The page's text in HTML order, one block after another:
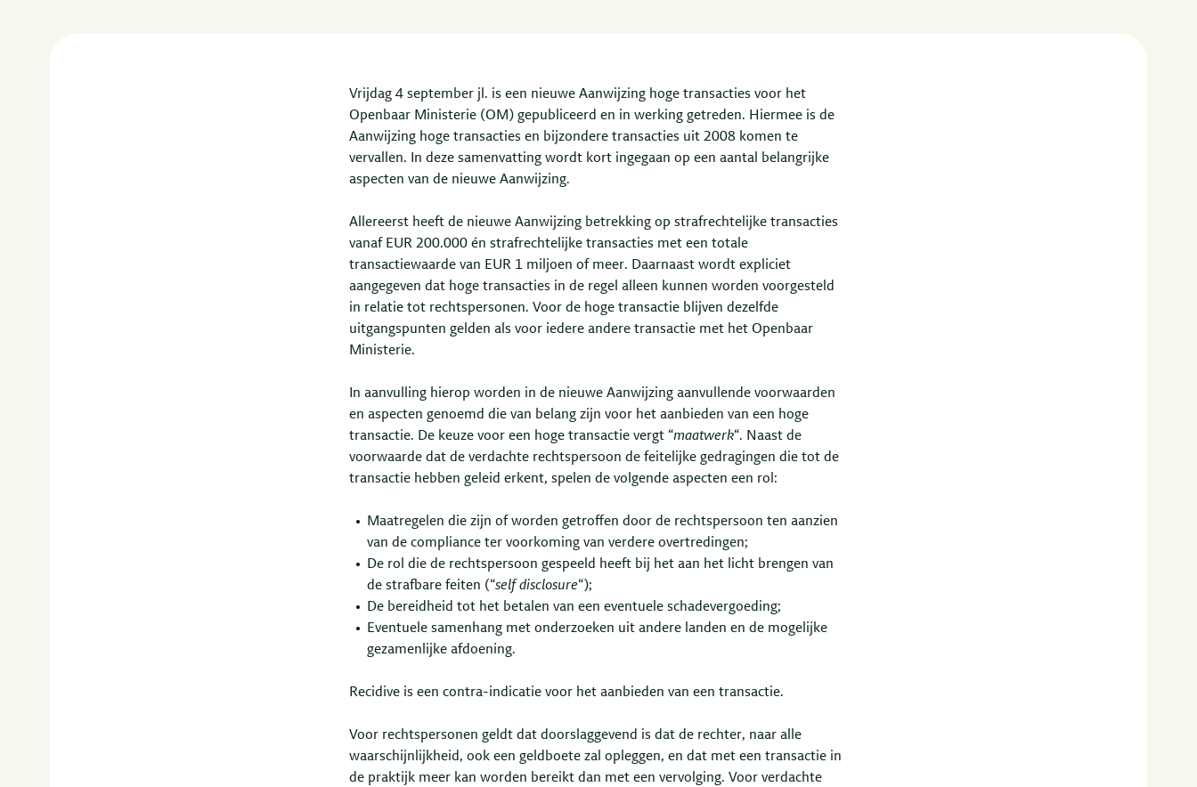
Vrijdag 4 september jl. is een nieuwe Aanwijzing hoge transacties voor het
Openbaar Ministerie (OM) gepubliceerd en in werking getreden. Hiermee is de
Aanwijzing hoge transacties en bijzondere transacties uit 2008 komen te
vervallen. In deze samenvatting wordt kort ingegaan op een aantal belangrijke
aspecten van de nieuwe Aanwijzing.
Allereerst heeft de nieuwe Aanwijzing betrekking op strafrechtelijke transacties
vanaf EUR 200.000 én strafrechtelijke transacties met een totale
transactiewaarde van EUR 1 miljoen of meer. Daarnaast wordt expliciet
aangegeven dat hoge transacties in de regel alleen kunnen worden voorgesteld
in relatie tot rechtspersonen. Voor de hoge transactie blijven dezelfde
uitgangspunten gelden als voor iedere andere transactie met het Openbaar
Ministerie.
In aanvulling hierop worden in de nieuwe Aanwijzing aanvullende voorwaarden
en aspecten genoemd die van belang zijn voor het aanbieden van een hoge
transactie. De keuze voor een hoge transactie vergt “maatwerk“. Naast de
voorwaarde dat de verdachte rechtspersoon de feitelijke gedragingen die tot de
transactie hebben geleid erkent, spelen de volgende aspecten een rol:
Maatregelen die zijn of worden getroffen door de rechtspersoon ten aanzien
van de compliance ter voorkoming van verdere overtredingen;
De rol die de rechtspersoon gespeeld heeft bij het aan het licht brengen van
de strafbare feiten (“self disclosure“);
De bereidheid tot het betalen van een eventuele schadevergoeding;
Eventuele samenhang met onderzoeken uit andere landen en de mogelijke
gezamenlijke afdoening.
Recidive is een contra-indicatie voor het aanbieden van een transactie.
Voor rechtspersonen geldt dat doorslaggevend is dat de rechter, naar alle
waarschijnlijkheid, ook een geldboete zal opleggen, en dat met een transactie in
de praktijk meer kan worden bereikt dan met een vervolging. Voor verdachte